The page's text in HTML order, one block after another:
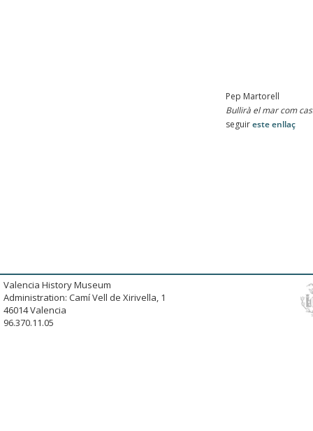
Pep Martorell
Bullirà el mar com
seguireste enllaç
Valencia History Museum
Administration: Camí Vell de Xirivella, 1
46014 Valencia
96.370.11.05